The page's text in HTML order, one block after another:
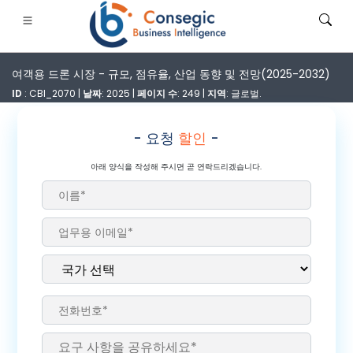
• 소비재 • 에너지 및 전력
여객용 드론 시장 - 규모, 점유율, 산업 동향 및 전망(2025-2032)
ID : CBI_2070 | 날짜: 2025 | 페이지 수: 249 | 지역: 글로벌.
- 요청 할인 -
아래 양식을 작성해 주시면 곧 연락드리겠습니다.